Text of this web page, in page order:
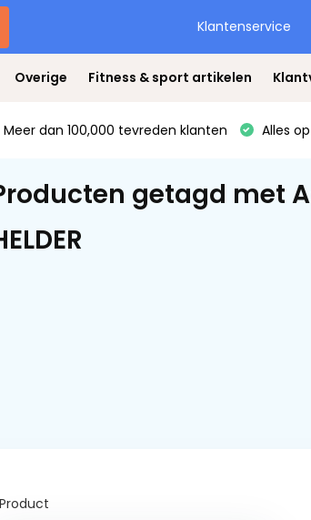
Klantenservice
Overige Fitness & sport artikelen
Meer dan 100,000 tevreden klanten Alles
getagd met
Product